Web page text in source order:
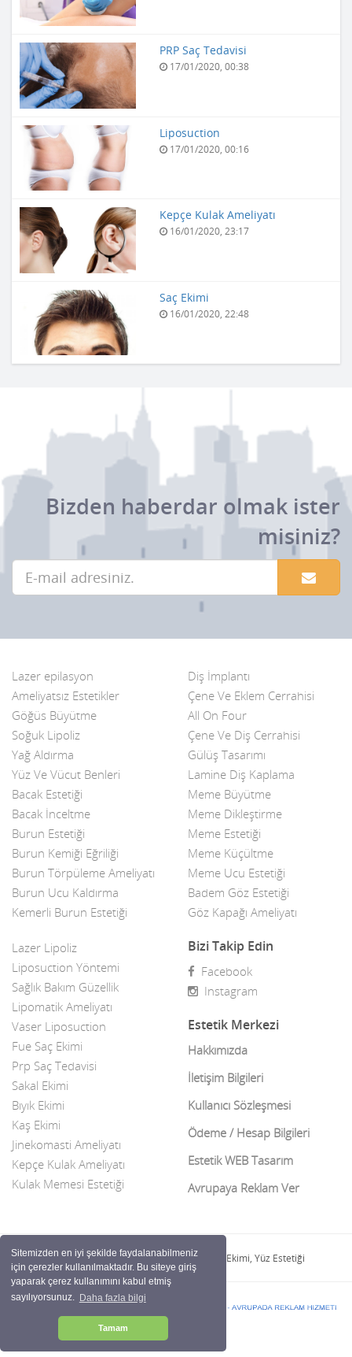
Sitemizden en iyi şekilde faydalanabilmeniz
için çerezler kullanılmaktadır. Bu siteye giriş
yaparak çerez kullanımını kabul etmiş
sayılıyorsunuz. Daha fazla bilgi
Tamam
PRP Saç Tedavisi
17/01/2020, 00:38
Liposuction
17/01/2020, 00:16
Kepçe Kulak Ameliyatı
16/01/2020, 23:17
Saç Ekimi
16/01/2020, 22:48
Bizden haberdar olmak ister
misiniz?
Lazer epilasyon
Ameliyatsız Estetikler
Göğüs Büyütme
Soğuk Lipoliz
Yağ Aldırma
Yüz Ve Vücut Benleri
Bacak Estetiği
Bacak İnceltme
Burun Estetiği
Burun Kemiği Eğriliği
Burun Törpüleme Ameliyatı
Burun Ucu Kaldırma
Kemerli Burun Estetiği
Diş İmplantı
Çene Ve Eklem Cerrahisi
All On Four
Çene Ve Diş Cerrahisi
Gülüş Tasarımı
Lamine Diş Kaplama
Meme Büyütme
Meme Dikleştirme
Meme Estetiği
Meme Küçültme
Meme Ucu Estetiği
Badem Göz Estetiği
Göz Kapağı Ameliyatı
Lazer Lipoliz
Liposuction Yöntemi
Sağlık Bakım Güzellik
Lipomatik Ameliyatı
Vaser Liposuction
Fue Saç Ekimi
Prp Saç Tedavisi
Sakal Ekimi
Bıyık Ekimi
Kaş Ekimi
Jinekomasti Ameliyatı
Kepçe Kulak Ameliyatı
Kulak Memesi Estetiği
Bizi Takip Edin
Facebook
Instagram
Estetik Merkezi
Hakkımızda
İletişim Bilgileri
Kullanıcı Sözleşmesi
Ödeme / Hesap Bilgileri
Estetik WEB Tasarım
Avrupaya Reklam Ver
Estetik Merkezi | İmplant Kliniği ve Saç Ekimi, Yüz Estetiği
Çerez politikası